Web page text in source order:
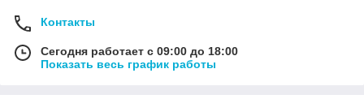
Контакты
Сегодня работает с 09:00 до 18:00
Показать весь график работы